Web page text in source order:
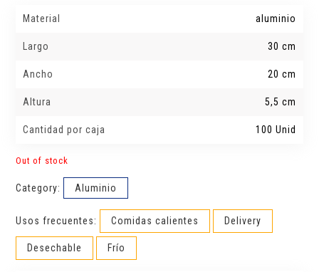
Material aluminio
Largo 30 cm
Ancho 20 cm
Altura 5,5 cm
Cantidad por caja 100 Unid
Out of stock
Category: Aluminio
Usos frecuentes: Comidas calientes Delivery
Desechable Frío